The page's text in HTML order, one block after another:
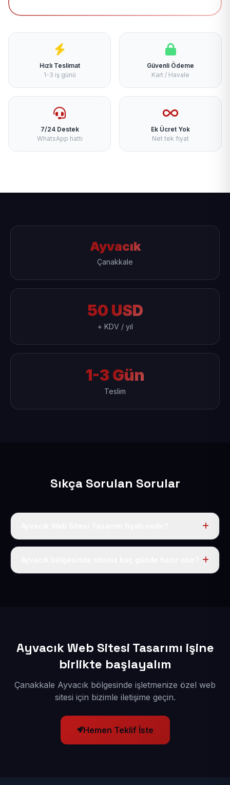
Hızlı Teslimat
1-3 iş günü
Güvenli Ödeme
Kart / Havale
7/24 Destek
WhatsApp hattı
Ek Ücret Yok
Net tek fiyat
Ayvacık
Çanakkale
50 USD
+ KDV / yıl
1-3 Gün
Teslim
Sıkça Sorulan Sorular
Tek fiyat uygulanır: yıllık 50 USD + KDV. Bu bedele alan
Ayvacık Web Sitesi Tasarımı işine
birlikte başlayalım
Çanakkale Ayvacık bölgesinde işletmenize özel web
sitesi için bizimle iletişime geçin.
Hemen Teklif İste